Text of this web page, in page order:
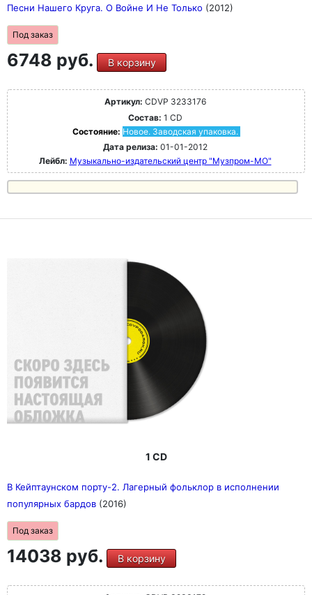
Песни Нашего Круга. О Войне И Не Только (2012)
Под заказ
6748 руб. В корзину
Артикул: CDVP 3233176
Состав: 1 CD
Состояние: Новое. Заводская упаковка.
Дата релиза: 01-01-2012
Лейбл: Музыкально-издательский центр "Музпром-МО"
1 CD
В Кейптаунском порту-2. Лагерный фольклор в исполнении
популярных бардов (2016)
Под заказ
14038 руб. В корзину